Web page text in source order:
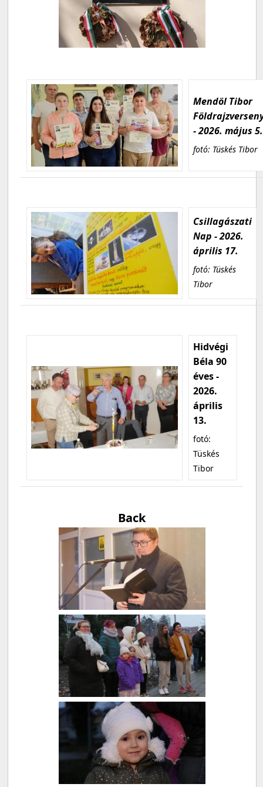
Mendöl Tibor
- 2026. május 5.
fotó: Tüskés Tibor
Csillagászati
Nap - 2026.
április 17.
fotó: Tüskés
Tibor
Hidvégi
Béla 90
éves -
2026.
április
13.
fotó:
Tüskés
Tibor
Back